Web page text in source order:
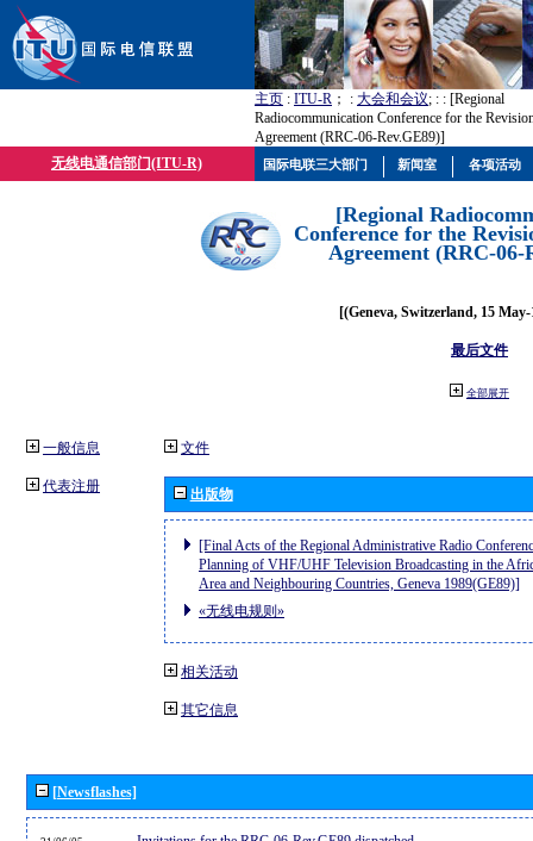
主页 : ITU-R ； : 大会和会议; : : [Regional
Radiocommunication Conference for the
Agreement (RRC-06-Rev.GE89)]
无线电通信部门(ITU-R)
[Regional
Conference for the
Agreement (RRC-06-
[(Geneva, Switzerland, 15
最后文件
全部展开
一般信息
代表注册
文件
出版物
[Final Acts of the Regional Administrative Radio
Planning of VHF/UHF Television Broadcasting in the
Area and Neighbouring Countries, Geneva 1989(GE89)]
«无线电规则»
相关活动
其它信息
[Newsflashes]
国际电联三大部门 新闻室 各项活动